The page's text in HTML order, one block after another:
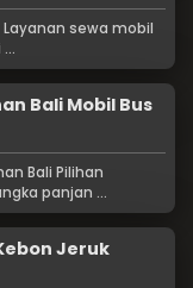
Layanan sewa mobil
Bali Mobil Bus
Bali Pilihan
panjan ...
Jeruk